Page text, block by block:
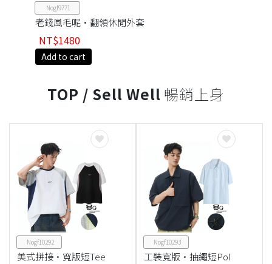
Nogf9771
老錢風毛呢·翻領休閒外套
NT$1480
Add to cart
TOP / Sell Well 暢銷上身
Nogf10292
美式拼接·寬版短Tee
Nogf10293
工裝寬版·抽繩短Pol